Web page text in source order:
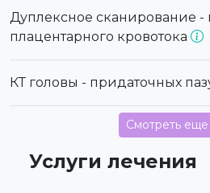
Дуплексное сканирование -
плацентарного кровотока
КТ головы - придаточных
Смотреть
Услуги лечения